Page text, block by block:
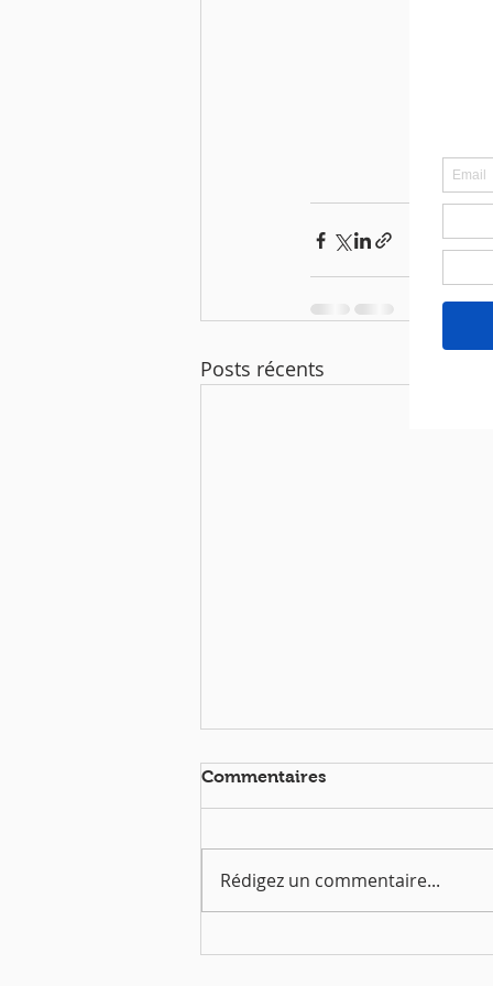
Posts récents
Commentaires
Rédigez un commentaire...